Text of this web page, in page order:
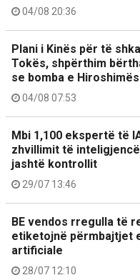
04/08 20:36
Plani i Kinës për të
Tokës, shpërthim
se bomba e Hiroshimës
04/08 07:53
Mbi 1,100 ekspertë të
zhvillimit të
jashtë kontrollit
29/07 13:46
BE vendos rregulla të
etiketojnë përmbajtjet
artificiale
28/07 12:10